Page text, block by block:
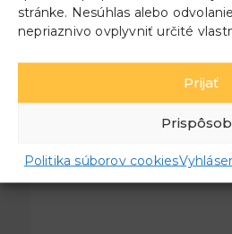
stránke. Nesúhlas alebo
nepriaznivo ovplyvniť určité
Prijať
Politika súborov cookies
Stručne opíšte s čím
vedeli nasmerovať